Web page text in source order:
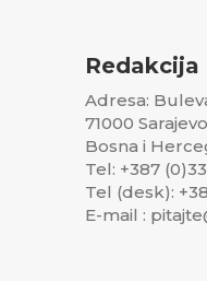
Redakcija
Adresa:
71000
Bosna i
Tel: +387
Tel (desk):
E-mail :